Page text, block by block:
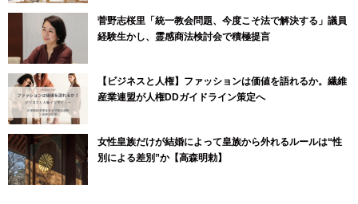
菅野志桜里「統一教会問題、今度こそ法で解決する」議員
経験生かし、霊感商法検討会で積極提言
【ビジネスと人権】ファッションは価値を語れるか。繊維
産業連盟が人権DDガイドライン策定へ
女性皇族だけが結婚によって皇族から外れるルールは“性
別による差別”か【高森明勅】